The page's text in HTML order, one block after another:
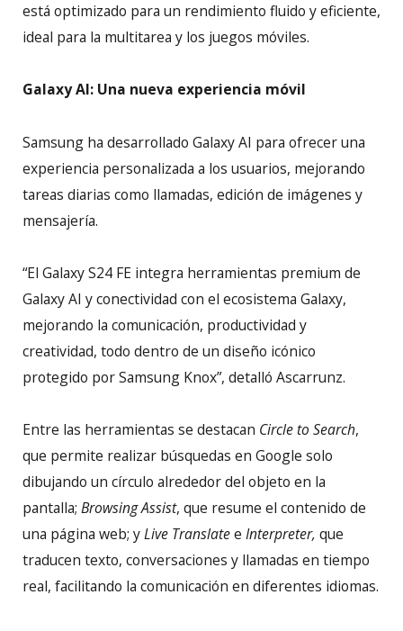
está optimizado para un rendimiento fluido y eficiente,
ideal para la multitarea y los juegos móviles.
Galaxy AI: Una nueva experiencia móvil
Samsung ha desarrollado Galaxy AI para ofrecer una
experiencia personalizada a los usuarios, mejorando
tareas diarias como llamadas, edición de imágenes y
mensajería.
“El Galaxy S24 FE integra herramientas premium de
Galaxy AI y conectividad con el ecosistema Galaxy,
mejorando la comunicación, productividad y
creatividad, todo dentro de un diseño icónico
protegido por Samsung Knox”, detalló Ascarrunz.
Entre las herramientas se destacan Circle to Search,
que permite realizar búsquedas en Google solo
dibujando un círculo alrededor del objeto en la
pantalla; Browsing Assist, que resume el contenido de
una página web; yLive Translatee Interpreter, que
traducen texto, conversaciones y llamadas en tiempo
real, facilitando la comunicación en diferentes idiomas.